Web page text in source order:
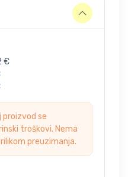
€
proizvod se
troškovi. Nema
preuzimanja.